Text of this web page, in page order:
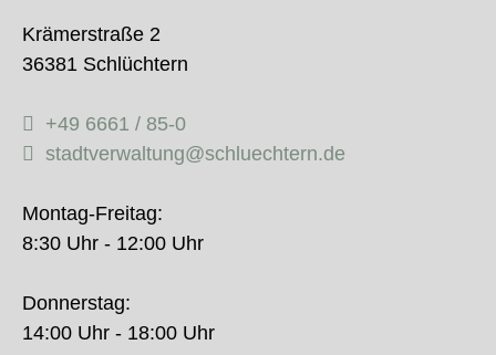
Krämerstraße 2
36381 Schlüchtern
+49 6661 / 85-0
stadtverwaltung@schluechtern.de
Montag-Freitag:
8:30 Uhr - 12:00 Uhr
Donnerstag:
14:00 Uhr - 18:00 Uhr